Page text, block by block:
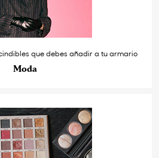
que debes añadir a tu armario
Moda